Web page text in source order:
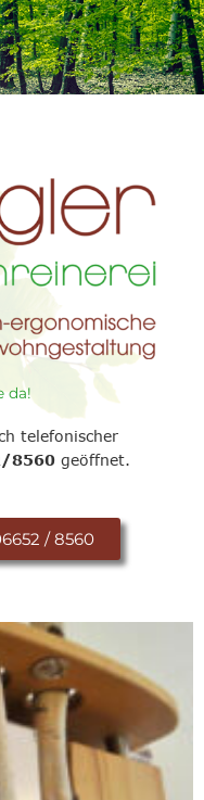
da!
telefonischer
8560 geöffnet.
/ 8560